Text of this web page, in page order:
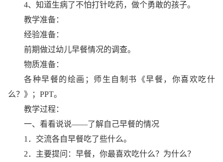
4、知道生病了不怕打针吃药，做个勇敢的孩子。
教学准备：
经验准备：
前期做过幼儿早餐情况的调查。
物质准备：
各种早餐的绘画；师生自制书《早餐，你喜欢吃什
么？》；PPT。
教学过程：
一、看看说说——了解自己早餐的情况
1．交流各自早餐吃了些什么。
2．主要提问：早餐，你最喜欢吃什么？为什么？